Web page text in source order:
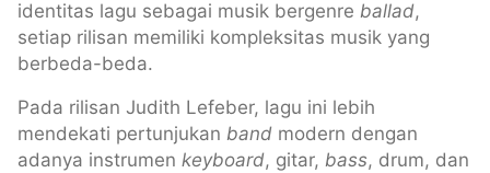
identitas lagu sebagai musik bergenre ballad,
setiap rilisan memiliki kompleksitas musik yang
berbeda-beda.
Pada rilisan Judith Lefeber, lagu ini lebih
mendekati pertunjukan band modern dengan
adanya instrumen keyboard, gitar, bass, drum, dan